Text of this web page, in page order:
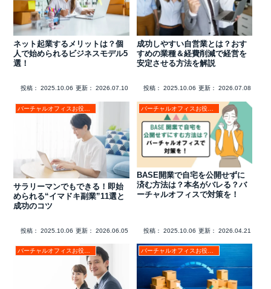
ネット起業するメリットは？個
人で始められるビジネスモデル5
選！
投稿： 2025.10.06 更新： 2026.07.10
成功しやすい自営業とは？おす
すめの業種＆経費削減で経営を
安定させる方法を解説
投稿： 2025.10.06 更新： 2026.07.08
サラリーマンでもできる！即始
められる“イマドキ副業”11選と
成功のコツ
投稿： 2025.10.06 更新： 2026.06.05
BASE開業で自宅を公開せずに
済む方法は？本名がバレる？バ
ーチャルオフィスで対策を！
投稿： 2025.10.06 更新： 2026.04.21
バーチャルオフィスお役立ちコラム バーチャルオフィスお役立ちコラム